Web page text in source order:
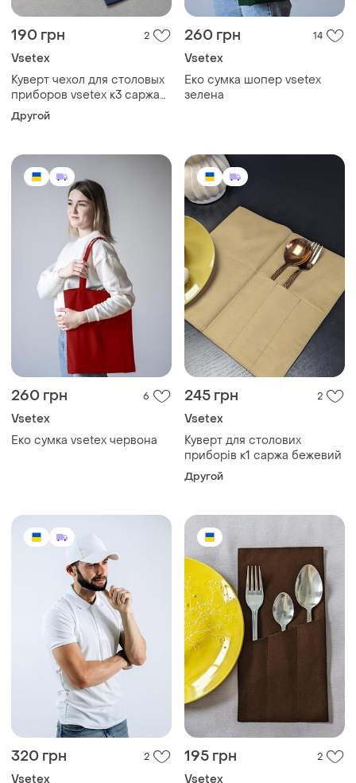
190 грн 2
Vsetex
Куверт чехол для столовых
приборов vsetex к3 саржа
синие
Другой
260 грн 14
Vsetex
Еко сумка шопер vsetex
зелена
260 грн 6
Vsetex
Еко сумка vsetex червона
245 грн 2
Vsetex
Куверт для столових
приборів к1 саржа бежевий
Другой
320 грн 2
Vsetex
195 грн 2
Vsetex